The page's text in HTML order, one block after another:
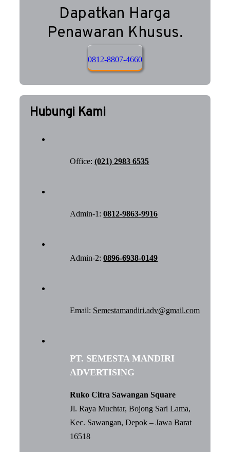
Dapatkan Harga
Penawaran Khusus.
0812-8807-4660
Hubungi Kami
Office:(021) 2983 6535
Admin-1:0812-9863-9916
Admin-2:0896-6938-0149
Email: Semestamandiri.adv@gmail.com
PT. SEMESTA MANDIRI
ADVERTISING
Ruko Citra Sawangan Square
Jl. Raya Muchtar, Bojong Sari Lama,
Kec. Sawangan, Depok – Jawa Barat
16518